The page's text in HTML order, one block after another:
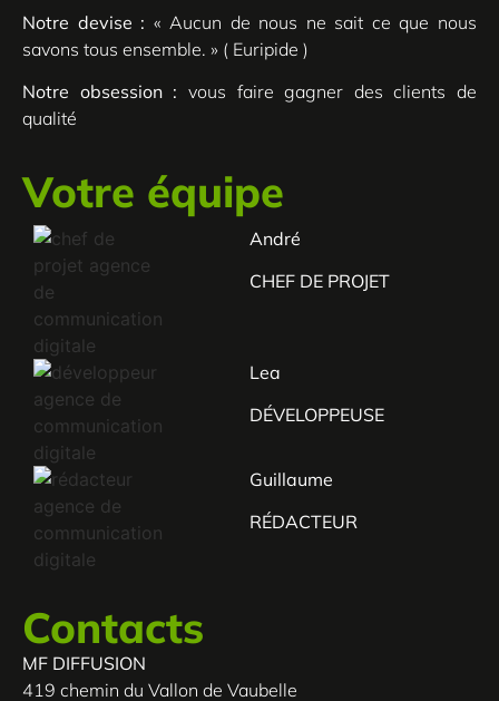
Notre devise : « Aucun de nous ne sait ce que nous
savons tous ensemble. » ( Euripide )
Notre obsession : vous faire gagner des clients de
qualité
Votre équipe
André
CHEF DE PROJET
Lea
DÉVELOPPEUSE
Guillaume
RÉDACTEUR
Contacts
MF DIFFUSION
419 chemin du Vallon de Vaubelle